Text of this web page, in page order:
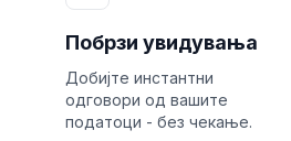
Побрзи увидувања
Добијте инстантни
одговори од вашите
податоци - без чекање.